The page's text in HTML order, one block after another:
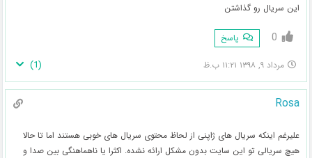
این سریال رو گذاشتن
0 پاسخ
مرداد ۹, ۱۳۹۸ ۱۱:۲۱ ب.ظ (
1
)
Rosa
علیرغم اینکه سریال های ژاپنی از لحاظ محتوی سریال های خوبی هستند اما تا حالا
هیچ سریالی تو این سایت بدون مشکل ارائه نشده. اکثرا یا ناهماهنگی بین صدا و